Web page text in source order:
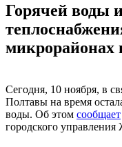
Горячей воды
микрорайонах
Сегодня, 10 ноября, в
Полтавы на время
воды. Об этом сообщает
городского